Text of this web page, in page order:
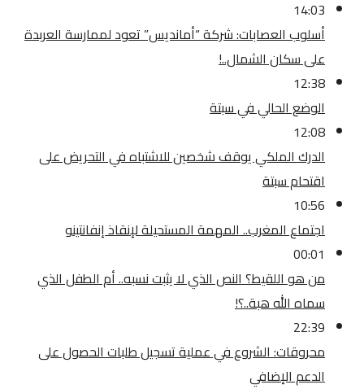
14:03
أسلوب العصابات: شركة “أمانديس” تعود لممارسة العربدة
على سكان الشمال..!
12:38
الوضع الحالي في سبتة
12:08
الدرك الملكي يوقف شخصين للاشتباه في التحريض على
اقتحام سبتة
10:56
اجتماع المغرب.. المهمة المستحيلة لإنقاذ إنفانتينو
00:01
من هو اللقيط؟ النص الذي لا يثبت نسبه.. أم الطفل الذي
سماه الله هبة..؟!
22:39
محروقات: الشروع في عملية تسجيل طلبات الحصول على
الدعم الإضافي